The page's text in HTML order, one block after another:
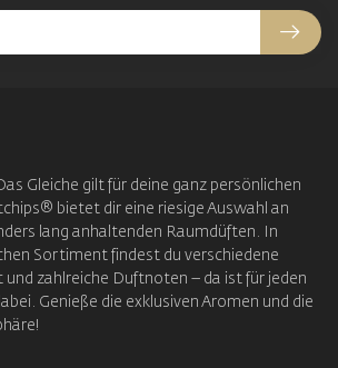
Gleiche gilt für deine ganz persönlichen
bietet dir eine riesige Auswahl an
lang anhaltenden Raumdüften. In
Sortiment findest du verschiedene
zahlreiche Duftnoten – da ist für jeden
Genieße die exklusiven Aromen und die